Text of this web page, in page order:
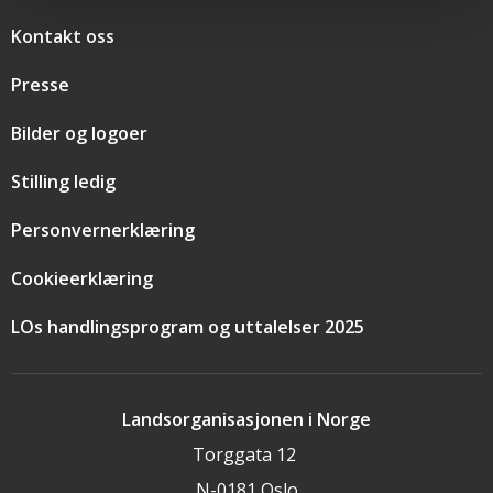
Landsorganisasjonen i Norge
Torggata 12
Snarveier
Kontakt oss
Presse
Bilder og logoer
Stilling ledig
Personvernerklæring
Cookieerklæring
LOs handlingsprogram og uttalelser 2025